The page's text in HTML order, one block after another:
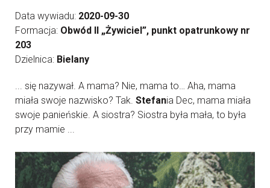
Data wywiadu: 2020-09-30
Formacja: Obwód II „Żywiciel”, punkt opatrunkowy nr
203
Dzielnica: Bielany
... się nazywał. A mama? Nie, mama to… Aha, mama
miała swoje nazwisko? Tak. Stefania Dec, mama miała
swoje panieńskie. A siostra? Siostra była mała, to była
przy mamie ...